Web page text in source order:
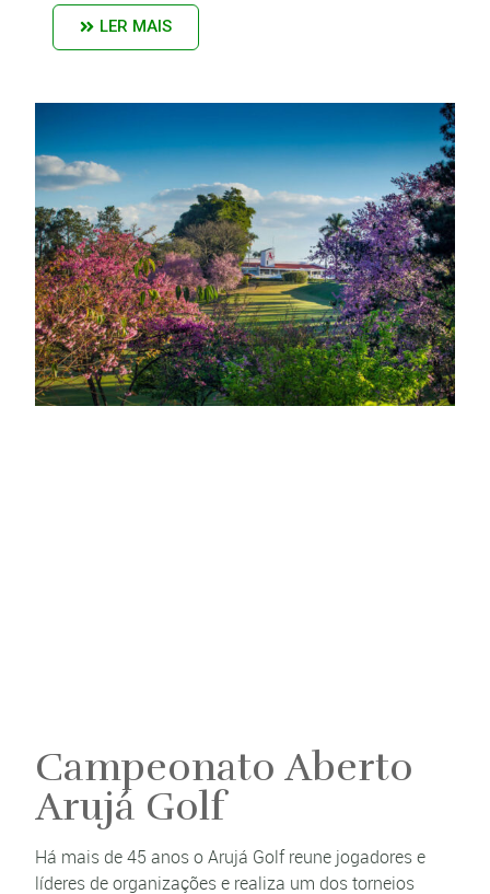
LER MAIS
Campeonato Aberto
Arujá Golf
Há mais de 45 anos o Arujá Golf reune jogadores e
líderes de organizações e realiza um dos torneios